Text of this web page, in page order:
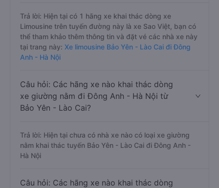
Trả lời: Hiện tại có 1 hãng xe khai thác dòng xe
Limousine trên tuyến đường này là xe Sao Việt, bạn có
thể tham khảo thêm thông tin và đặt vé các nhà xe này
tại trang này: Xe limousine Bảo Yên - Lào Cai đi Đông
Anh - Hà Nội
Câu hỏi: Các hãng xe nào khai thác dòng
xe giường nằm đi Đông Anh - Hà Nội từ
Bảo Yên - Lào Cai?
Trả lời: Hiện tại chưa có nhà xe nào có loại xe giường
nằm khai thác tuyến Bảo Yên - Lào Cai đi Đông Anh -
Hà Nội
Câu hỏi: Các hãng xe nào khai thác dòng